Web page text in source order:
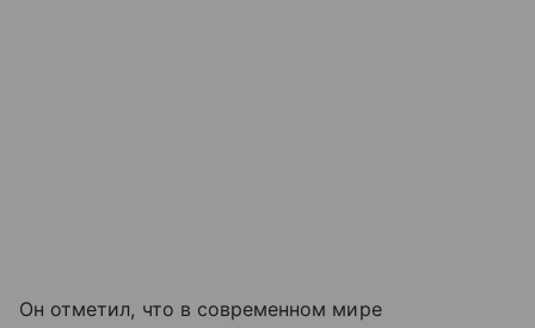
Он отметил, что в современном мире